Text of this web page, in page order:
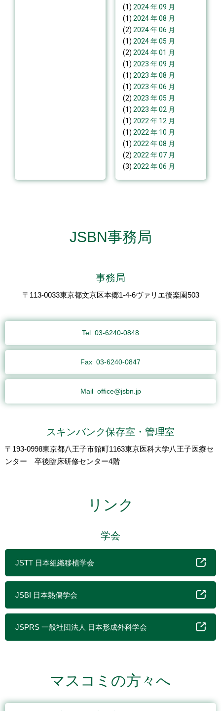
(1) 2024 年 09 月
(1) 2024 年 08 月
(2) 2024 年 06 月
(1) 2024 年 05 月
(2) 2024 年 01 月
(1) 2023 年 09 月
(1) 2023 年 08 月
(1) 2023 年 06 月
(2) 2023 年 05 月
(1) 2023 年 02 月
(1) 2022 年 12 月
(1) 2022 年 10 月
(1) 2022 年 08 月
(2) 2022 年 07 月
(3) 2022 年 06 月
JSBN事務局
事務局
〒113-0033東京都文京区本郷1-4-6ヴァリエ後楽園503
Tel 03-6240-0848
Fax 03-6240-0847
Mail office@jsbn.jp
スキンバンク保存室・管理室
〒193-0998東京都八王子市館町1163東京医科大学八王子医療セ
ンター 卒後臨床研修センター4階
リンク
学会
JSTT 日本組織移植学会
JSBI 日本熱傷学会
JSPRS 一般社団法人 日本形成外科学会
マスコミの方々へ